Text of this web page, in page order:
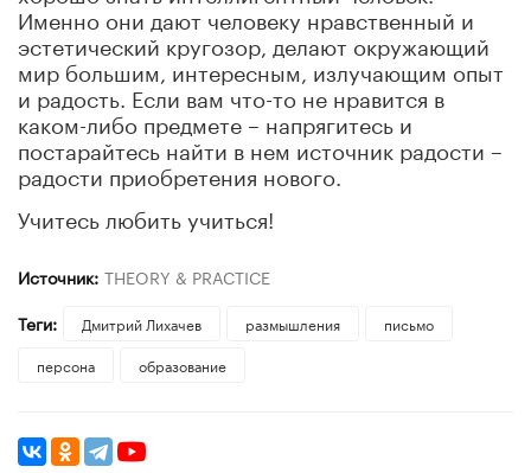
Именно они дают человеку нравственный и
эстетический кругозор, делают окружающий
мир большим, интересным, излучающим опыт
и радость. Если вам что-то не нравится в
каком-либо предмете – напрягитесь и
постарайтесь найти в нем источник радости –
радости приобретения нового.
Учитесь любить учиться!
Источник: THEORY & PRACTICE
Теги:
Дмитрий Лихачев размышления
письмо
персона
образование